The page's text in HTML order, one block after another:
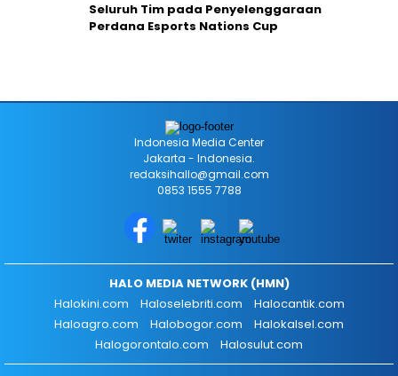
Seluruh Tim pada Penyelenggaraan
Perdana Esports Nations Cup
Indonesia Media Center
Jakarta - Indonesia.
redaksihallo@gmail.com
0853 1555 7788
HALO MEDIA NETWORK (HMN)
Halokini.com
Haloselebriti.com
Halocantik.com
Haloagro.com
Halobogor.com
Halokalsel.com
Halogorontalo.com
Halosulut.com